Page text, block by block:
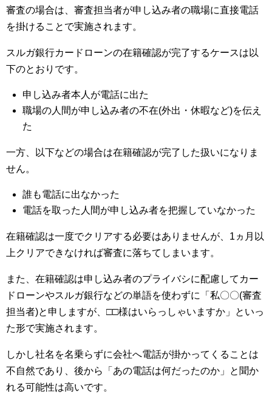
審査の場合は、審査担当者が申し込み者の職場に直接電話
を掛けることで実施されます。
スルガ銀行カードローンの在籍確認が完了するケースは以
下のとおりです。
申し込み者本人が電話に出た
職場の人間が申し込み者の不在(外出・休暇など)を伝え
た
一方、以下などの場合は在籍確認が完了した扱いになりま
せん。
誰も電話に出なかった
電話を取った人間が申し込み者を把握していなかった
在籍確認は一度でクリアする必要はありませんが、1ヵ月以
上クリアできなければ審査に落ちてしまいます。
また、在籍確認は申し込み者のプライバシに配慮してカー
ドローンやスルガ銀行などの単語を使わずに「私〇〇(審査
担当者)と申しますが、□□様はいらっしゃいますか」といっ
た形で実施されます。
しかし社名を名乗らずに会社へ電話が掛かってくることは
不自然であり、後から「あの電話は何だったのか」と聞か
れる可能性は高いです。